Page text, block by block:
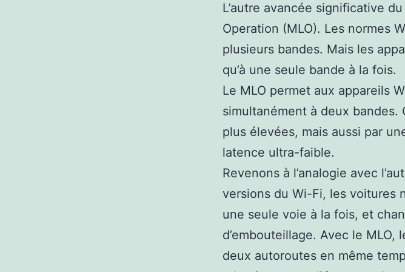
L’autre avancée significative
Operation (MLO). Les normes
plusieurs bandes. Mais les
qu’à une seule bande à la fois.
Le MLO permet aux appareils
simultanément à deux
plus élevées, mais aussi par
latence ultra-faible.
Revenons à l’analogie avec
versions du Wi-Fi, les voitures
une seule voie à la fois, et
d’embouteillage. Avec le
deux autoroutes en même